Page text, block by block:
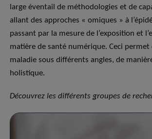
large éventail de méthodologies et de
allant des approches « omiques » à
passant par la mesure de l’exposition et
matière de santé numérique. Ceci permet
maladie sous différents angles, de
holistique.
Découvrez les différents groupes de